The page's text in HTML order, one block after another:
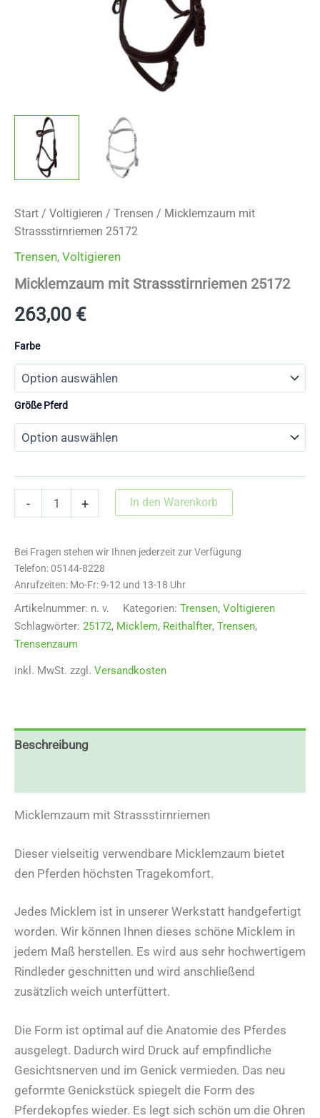
Start / Voltigieren / Trensen / Micklemzaum mit
Strassstirnriemen 25172
Trensen, Voltigieren
Micklemzaum mit Strassstirnriemen 25172
263,00 €
Farbe
Größe Pferd
-
Menge
+ In den Warenkorb
Bei Fragen stehen wir Ihnen jederzeit zur Verfügung
Telefon: 05144-8228
Anrufzeiten: Mo-Fr: 9-12 und 13-18 Uhr
Artikelnummer: n. v. Kategorien: Trensen, Voltigieren
Schlagwörter: 25172, Micklem, Reithalfter, Trensen,
Trensenzaum
inkl. MwSt. zzgl. Versandkosten
Beschreibung
Micklemzaum mit Strassstirnriemen
Dieser vielseitig verwendbare Micklemzaum bietet
den Pferden höchsten Tragekomfort.
Jedes Micklem ist in unserer Werkstatt handgefertigt
worden. Wir können Ihnen dieses schöne Micklem in
jedem Maß herstellen. Es wird aus sehr hochwertigem
Rindleder geschnitten und wird anschließend
zusätzlich weich unterfüttert.
Die Form ist optimal auf die Anatomie des Pferdes
ausgelegt. Dadurch wird Druck auf empfindliche
Gesichtsnerven und im Genick vermieden. Das neu
geformte Genickstück spiegelt die Form des
Pferdekopfes wieder. Es legt sich schön um die Ohren